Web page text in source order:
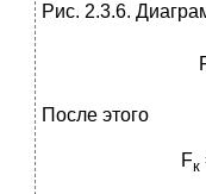
Рис. 2.3.6.
После этого
Fк